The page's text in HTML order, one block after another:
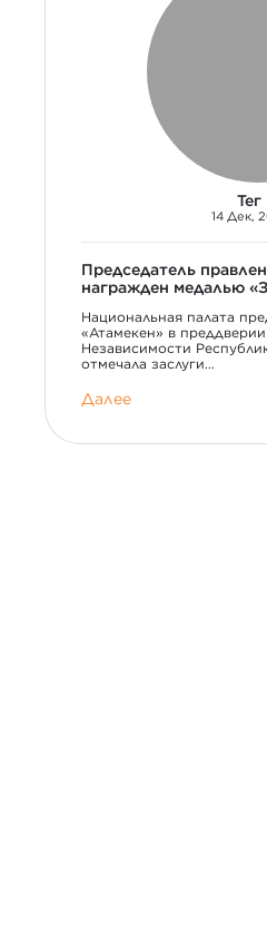
Тег
14 Дек,
Председатель
награжден медалью
Национальная палата
«Атамекен» в
Независимости
отмечала заслуги…
Далее